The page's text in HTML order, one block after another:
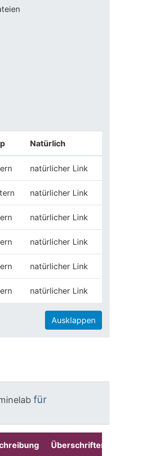
Natürlich
natürlicher Link
natürlicher Link
natürlicher Link
natürlicher Link
natürlicher Link
natürlicher Link
Ausklappen
für
Überschriften